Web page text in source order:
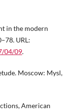
in the modern
URL:
04/09.
Moscow: Mysl,
American